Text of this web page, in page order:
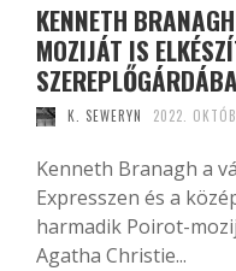
KENNETH
MOZIJÁT IS
K. SEWERYN 2022.
Kenneth Branagh a
Expresszen és a
harmadik Poirot-
Agatha Christie...